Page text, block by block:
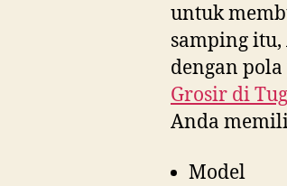
untuk
samping
dengan
Grosir di
Anda
Model